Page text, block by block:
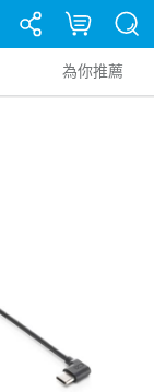
為你推薦